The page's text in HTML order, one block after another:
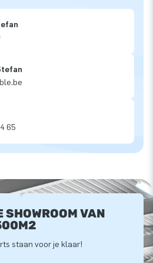
65
SHOWROOM VAN
staan voor je klaar!